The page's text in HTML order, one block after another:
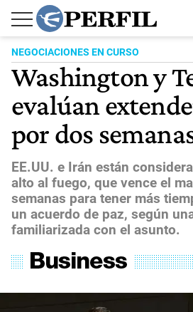
NEGOCIACIONES EN CURSO
Washington y
evalúan
por dos
EE.UU. e Irán están
alto al fuego, que vence el
semanas para tener más
un acuerdo de paz, según
familiarizada con el asunto.